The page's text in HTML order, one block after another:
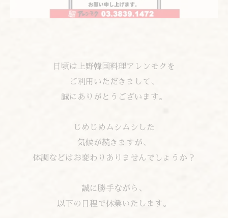
日頃は上野韓国料理アレンモクを
ご利用いただきまして、
誠にありがとうございます。
じめじめムシムシした
気候が続きますが、
体調などはお変わりありませんでしょうか？
誠に勝手ながら、
以下の日程で休業いたします。